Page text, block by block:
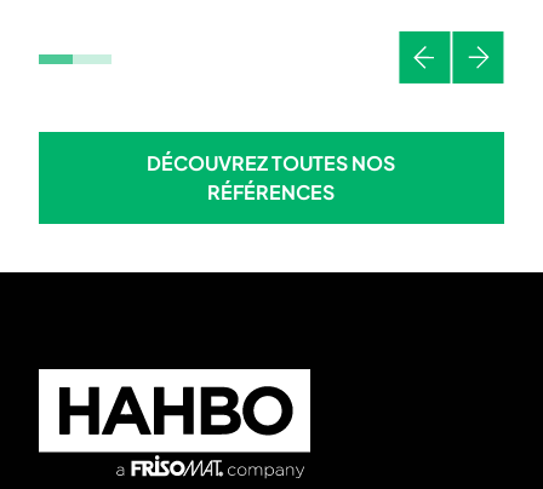
Précédent
Suivant
DÉCOUVREZ TOUTES NOS
DÉCOUVREZ TOUTES NOS
RÉFÉRENCES